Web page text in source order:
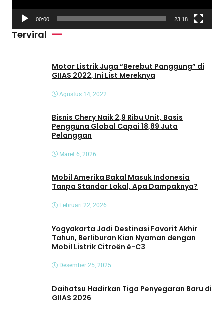
d
00:00 23:18
Terviral
Motor Listrik Juga “Berebut Panggung” di
GIIAS 2022, Ini List Mereknya
Agustus 14, 2022
Bisnis Chery Naik 2,9 Ribu Unit, Basis
Pengguna Global Capai 18,89 Juta
Pelanggan
Maret 6, 2026
Mobil Amerika Bakal Masuk Indonesia
Tanpa Standar Lokal, Apa Dampaknya?
Februari 22, 2026
Yogyakarta Jadi Destinasi Favorit Akhir
Tahun, Berliburan Kian Nyaman dengan
Mobil Listrik Citroën ë-C3
Desember 25, 2025
Daihatsu Hadirkan Tiga Penyegaran Baru di
GIIAS 2026